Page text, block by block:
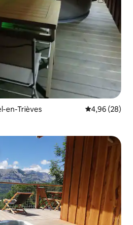
en-Trièves Gemiddelde
4,96 (28)